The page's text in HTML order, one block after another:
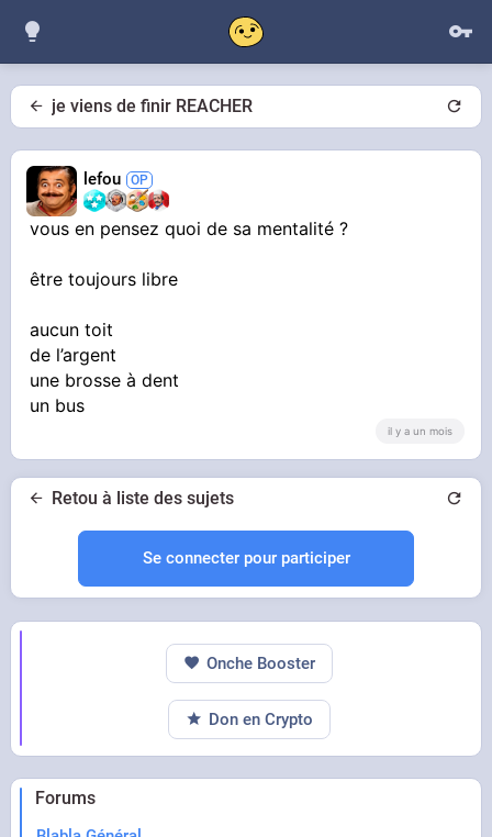
je viens de finir REACHER
lefou
vous en pensez quoi de sa mentalité ?
être toujours libre
aucun toit
de l’argent
une brosse à dent
un bus
il y a un mois
Retou à liste des sujets
Se connecter pour participer
Forums
Onche Booster
Don en Crypto